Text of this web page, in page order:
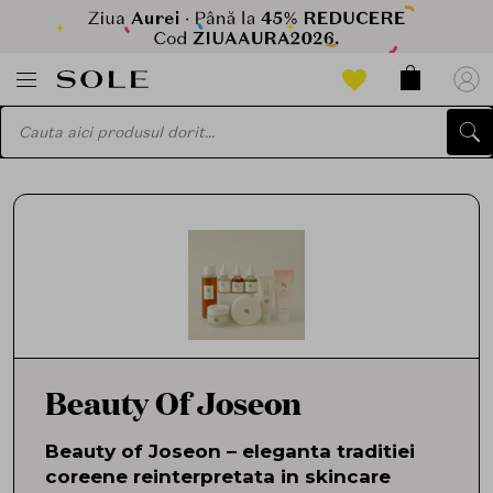
Beauty Of Joseon
Beauty of Joseon – eleganta traditiei
coreene reinterpretata in skincare